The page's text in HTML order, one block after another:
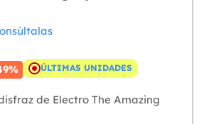
ÚLTIMAS UNIDADES
de Electro The Amazing